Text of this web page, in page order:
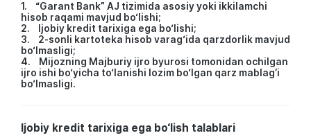
1. “Garant Bank” AJ tizimida asosiy yoki ikkilamchi
hisob raqami mavjud bo‘lishi;
2. Ijobiy kredit tarixiga ega bo‘lishi;
3. 2-sonli kartoteka hisob varag‘ida qarzdorlik mavjud
bo‘lmasligi;
4. Mijozning Majburiy ijro byurosi tomonidan ochilgan
ijro ishi bo‘yicha to‘lanishi lozim bo‘lgan qarz mablag’i
bo‘lmasligi.
Ijobiy kredit tarixiga ega bo‘lish talablari